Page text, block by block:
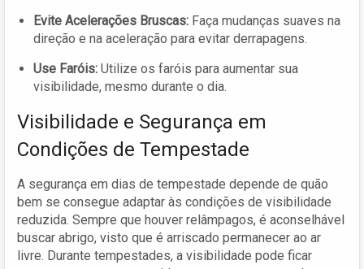
Evite Acelerações Bruscas: Faça mudanças suaves na
direção e na aceleração para evitar derrapagens.
Use Faróis: Utilize os faróis para aumentar sua
visibilidade, mesmo durante o dia.
Visibilidade e Segurança em
Condições de Tempestade
A segurança em dias de tempestade depende de quão
bem se consegue adaptar às condições de visibilidade
reduzida. Sempre que houver relâmpagos, é aconselhável
buscar abrigo, visto que é arriscado permanecer ao ar
livre. Durante tempestades, a visibilidade pode ficar